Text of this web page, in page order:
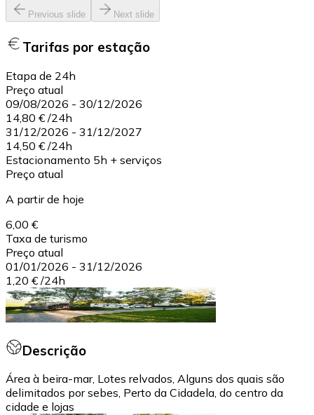
Previous slide Next slide
Tarifas por estação
Etapa de 24h
Preço atual
09/08/2026 - 30/12/2026
14,80 € /24h
31/12/2026 - 31/12/2027
14,50 € /24h
Estacionamento 5h + serviços
Preço atual
A partir de hoje
6,00 €
Taxa de turismo
Preço atual
01/01/2026 - 31/12/2026
1,20 € /24h
Descrição
Área à beira-mar, Lotes relvados, Alguns dos quais são
delimitados por sebes, Perto da Cidadela, do centro da
cidade e lojas